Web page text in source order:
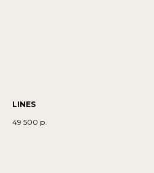
LINES
49 500 р.